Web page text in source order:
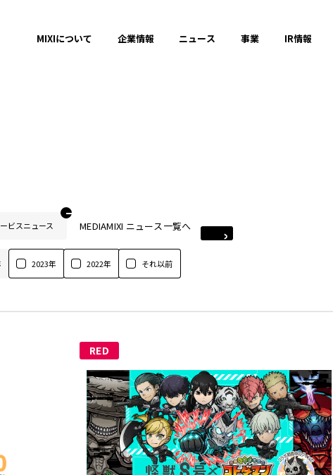
MIXIについて 企業情報 ニュース 事業 IR情報
ビスニュース MEDIAMIXI ニュース一覧へ
2023年 2022年 それ以前
RED